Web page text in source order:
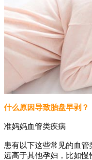
什么原因导致胎盘早剥？
准妈妈血管类疾病
患有以下这些常见的血管
远高于其他孕妇，比如